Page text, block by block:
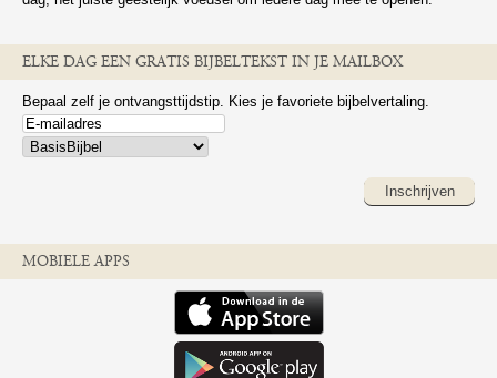
ELKE DAG EEN GRATIS BIJBELTEKST IN JE MAILBOX
Bepaal zelf je ontvangsttijdstip. Kies je favoriete bijbelvertaling.
Inschrijven
MOBIELE APPS